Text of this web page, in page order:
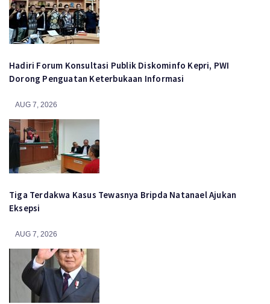
Hadiri Forum Konsultasi Publik Diskominfo Kepri, PWI
Dorong Penguatan Keterbukaan Informasi
AUG 7, 2026
Tiga Terdakwa Kasus Tewasnya Bripda Natanael Ajukan
Eksepsi
AUG 7, 2026